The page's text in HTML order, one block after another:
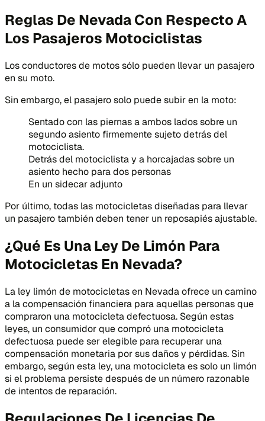
Reglas De Nevada Con Respecto A
Los Pasajeros Motociclistas
Los conductores de motos sólo pueden llevar un pasajero
en su moto.
Sin embargo, el pasajero solo puede subir en la moto:
Sentado con las piernas a ambos lados sobre un
segundo asiento firmemente sujeto detrás del
motociclista.
Detrás del motociclista y a horcajadas sobre un
asiento hecho para dos personas
En un sidecar adjunto
Por último, todas las motocicletas diseñadas para llevar
un pasajero también deben tener un reposapiés ajustable.
¿Qué Es Una Ley De Limón Para
Motocicletas En Nevada?
La ley limón de motocicletas en Nevada ofrece un camino
a la compensación financiera para aquellas personas que
compraron una motocicleta defectuosa. Según estas
leyes, un consumidor que compró una motocicleta
defectuosa puede ser elegible para recuperar una
compensación monetaria por sus daños y pérdidas. Sin
embargo, según esta ley, una motocicleta es solo un limón
si el problema persiste después de un número razonable
de intentos de reparación.